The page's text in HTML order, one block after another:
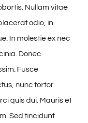
Nullam vitae
odio, in
In molestie ex nec
Donec
Fusce
nunc tortor
quis dui. Mauris et
Sed tincidunt